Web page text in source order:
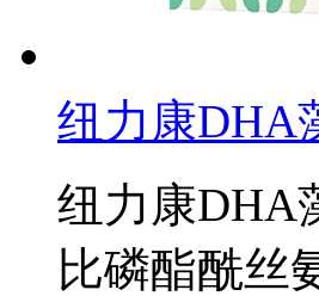
纽力康DHA
纽力康DHA
比磷酯酰丝